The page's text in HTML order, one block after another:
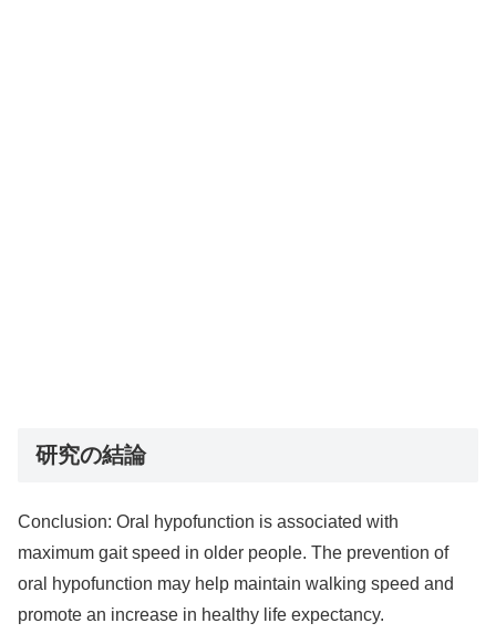
研究の結論
Conclusion: Oral hypofunction is associated with
maximum gait speed in older people. The prevention of
oral hypofunction may help maintain walking speed and
promote an increase in healthy life expectancy.